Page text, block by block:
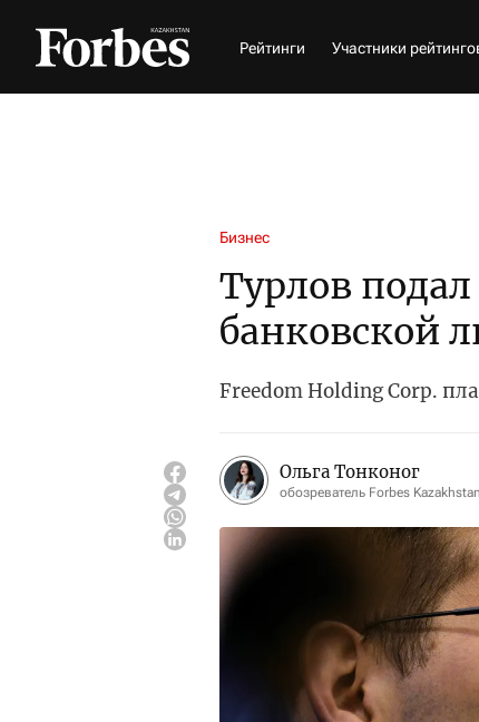
Рейтинги Участники
Бизнес
Турлов
банковской
Freedom Holding Corp.
Ольга Тонконог
обозреватель Forbes Kazakhstan